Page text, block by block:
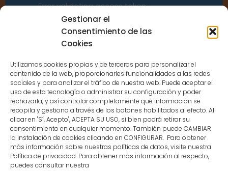
Gestionar el
Consentimiento de las
Cookies
Utilizamos cookies propias y de terceros para personalizar el
contenido de la web, proporcionarles funcionalidades a las redes
sociales y para analizar el tráfico de nuestra web. Puede aceptar el
uso de esta tecnología o administrar su configuración y poder
rechazarla, y así controlar completamente qué información se
recopila y gestiona a través de los botones habilitados al efecto. Al
clicar en "Sí, Acepto", ACEPTA SU USO, si bien podrá retirar su
consentimiento en cualquier momento. También puede CAMBIAR
la instalación de cookies clicando en CONFIGURAR. Para obtener
más información sobre nuestras políticas de datos, visite nuestra
Política de privacidad. Para obtener más información al respecto,
puedes consultar nuestra
Error validating access token:
Sessions for the user are not allowed
because the user is not a confirmed
CONTACTO
MENÚ PRINCIPAL
MI CUENTA